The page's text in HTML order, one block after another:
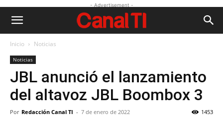
- Advertisement -
Inicio Noticias
Noticias
JBL anunció el lanzamiento
del altavoz JBL Boombox 3
Por Redacción Canal TI - 7 de enero de 2022 1453